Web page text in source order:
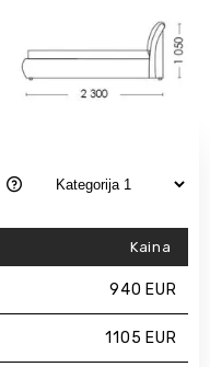
Kaina
940 EUR
1105 EUR